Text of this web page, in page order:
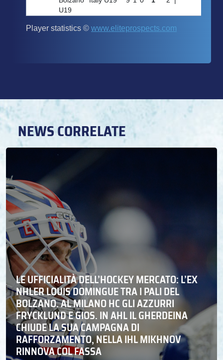
NEWS CORRELATE
LE UFFICIALITÀ DELL’HOCKEY MERCATO: L’EX
NHLER LOUIS DOMINGUE TRA I PALI DEL
BOLZANO. AL MILANO HC GLI AZZURRI
FRYCKLUND E GIOS. IN AHL IL GHERDEINA
CHIUDE LA SUA CAMPAGNA DI
RAFFORZAMENTO, NELLA IHL MIKHNOV
RINNOVA COL FASSA